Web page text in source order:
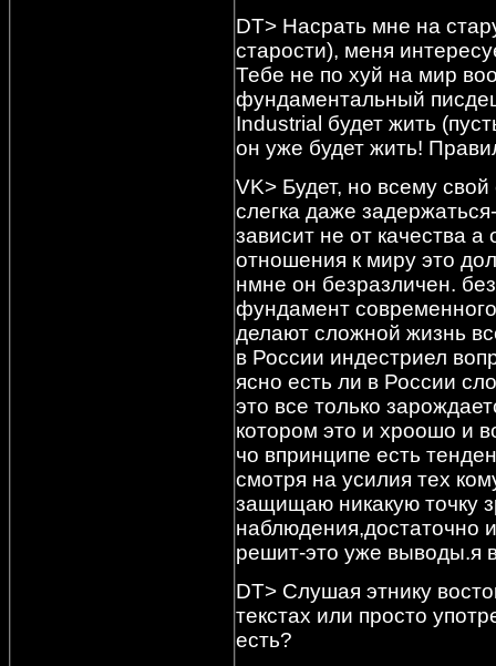
DT> Насрать мне на
старости), меня
Тебе не по хуй на мир
фундаментальный
Industrial будет жить
он уже будет жить!
VK> Будет, но всему
слегка даже
зависит не от качества
отношения к миру это
нмне он безразличен.
фундамент
делают сложной жизнь
в России индестриел
ясно есть ли в России
это все только
котором это и хроошо и
чо впринципе есть
смотря на усилия тех
защищаю никакую точку
наблюдения,достаточно
решит-это уже выводы.я
DT> Слушая этнику
текстах или просто
есть?